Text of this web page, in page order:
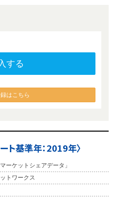
する
はこちら
ト基準年：2019年〉
ーケットシェアデータ」
トワークス